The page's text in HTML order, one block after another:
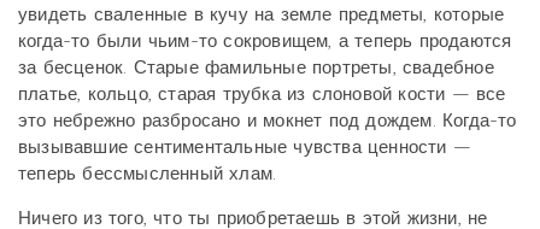
увидеть сваленные в кучу на земле предметы, которые
когда-то были чьим-то сокровищем, а теперь продаются
за бесценок. Старые фамильные портреты, свадебное
платье, кольцо, старая трубка из слоновой кости — все
это небрежно разбросано и мокнет под дождем. Когда-то
вызывавшие сентиментальные чувства ценности —
теперь бессмысленный хлам.
Ничего из того, что ты приобретаешь в этой жизни, не